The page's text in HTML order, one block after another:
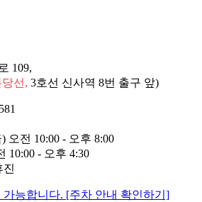
109,
선, 3호선 신사역 8번 출구 앞)
) 오전 10:00 - 오후 8:00
10:00 - 오후 4:30
진
능합니다. [주차 안내 확인하기]